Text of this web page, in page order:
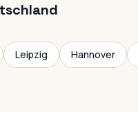
Leipzig Hannover